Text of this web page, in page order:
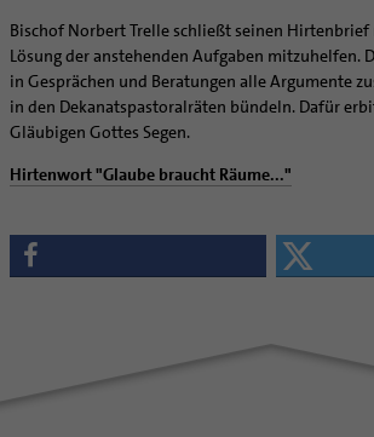
Bischof Norbert Trelle schließt seinen
Lösung der anstehenden Aufgaben mitzuhelfen.
in Gesprächen und Beratungen alle Argumente
in den Dekanatspastoralräten bündeln. Dafür
Gläubigen Gottes Segen.
Hirtenwort "Glaube braucht Räume..."